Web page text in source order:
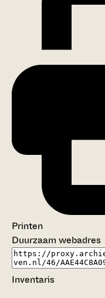
Printen
Duurzaam webadres
Inventaris